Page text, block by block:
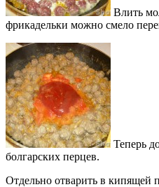
Влить
фрикадельки можно смело
Теперь
болгарских перцев.
Отдельно отварить в кипящей